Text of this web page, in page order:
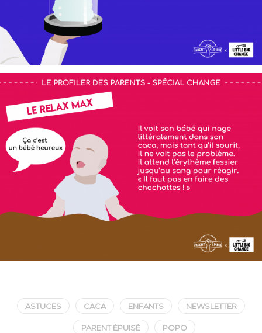
ASTUCES CACA ENFANTS NEWSLETTER
PARENT ÉPUISÉ POPO